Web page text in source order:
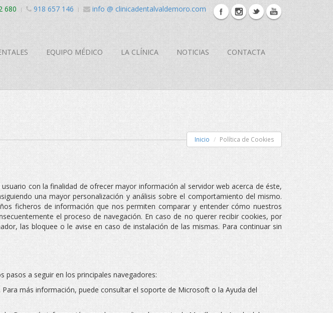
680 918 657 146 info @ clinicadentalvaldemoro.com
EQUIPO MÉDICO LA CLÍNICA NOTICIAS CONTACTA
Inicio Política de Cookies
con la finalidad de ofrecer mayor información al servidor web acerca de éste,
una mayor personalización y análisis sobre el comportamiento del mismo.
ficheros de información que nos permiten comparar y entender cómo nuestros
el proceso de navegación. En caso de no querer recibir cookies, por
las bloquee o le avise en caso de instalación de las mismas. Para continuar sin
a seguir en los principales navegadores:
más información, puede consultar el soporte de Microsoft o la Ayuda del